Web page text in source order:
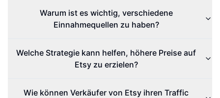
Warum ist es wichtig, verschiedene
Einnahmequellen zu haben?
Welche Strategie kann helfen, höhere Preise auf
Etsy zu erzielen?
Wie können Verkäufer von Etsy ihren Traffic